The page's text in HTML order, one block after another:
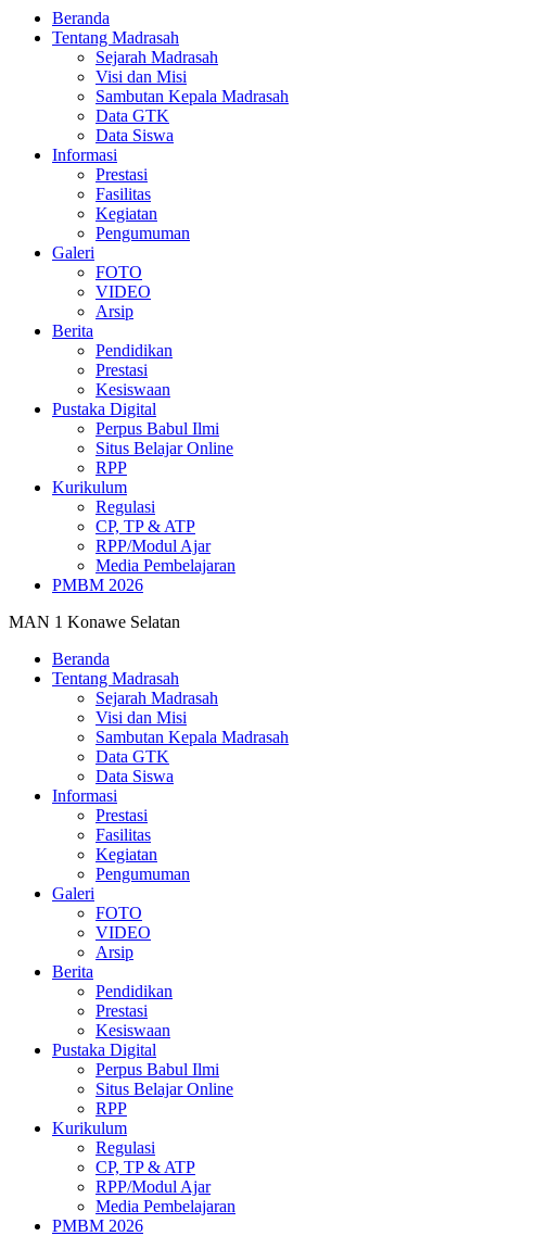
Beranda
Tentang Madrasah
Sejarah Madrasah
Visi dan Misi
Sambutan Kepala Madrasah
Data GTK
Data Siswa
Informasi
Prestasi
Fasilitas
Kegiatan
Pengumuman
Galeri
FOTO
VIDEO
Arsip
Berita
Pendidikan
Prestasi
Kesiswaan
Pustaka Digital
Perpus Babul Ilmi
Situs Belajar Online
RPP
Kurikulum
Regulasi
CP, TP & ATP
RPP/Modul Ajar
Media Pembelajaran
PMBM 2026
MAN 1 Konawe Selatan
Beranda
Tentang Madrasah
Sejarah Madrasah
Visi dan Misi
Sambutan Kepala Madrasah
Data GTK
Data Siswa
Informasi
Prestasi
Fasilitas
Kegiatan
Pengumuman
Galeri
FOTO
VIDEO
Arsip
Berita
Pendidikan
Prestasi
Kesiswaan
Pustaka Digital
Perpus Babul Ilmi
Situs Belajar Online
RPP
Kurikulum
Regulasi
CP, TP & ATP
RPP/Modul Ajar
Media Pembelajaran
PMBM 2026